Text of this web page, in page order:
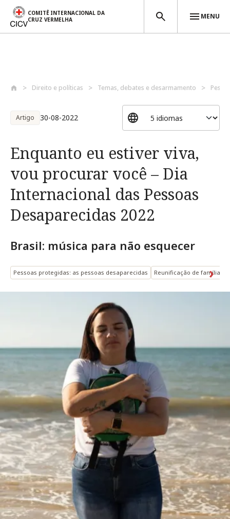
COMITÊ INTERNACIONAL DA
CRUZ VERMELHA
MENU
Direito e políticas Temas, debates e desarmamento
Artigo 30-08-2022
Enquanto eu estiver viva,
vou procurar você – Dia
Internacional das Pessoas
Desaparecidas 2022
Brasil: música para não esquecer
Pessoas protegidas: as pessoas desaparecidas Reunificação de famílias